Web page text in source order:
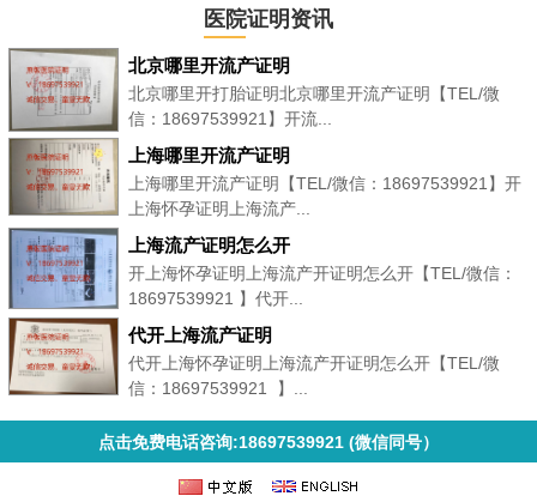
医院证明资讯
北京哪里开流产证明
北京哪里开打胎证明北京哪里开流产证明【TEL/微
信：18697539921】开流...
上海哪里开流产证明
上海哪里开流产证明【TEL/微信：18697539921】开
上海怀孕证明上海流产...
上海流产证明怎么开
开上海怀孕证明上海流产开证明怎么开【TEL/微信：
18697539921 】代开...
代开上海流产证明
代开上海怀孕证明上海流产开证明怎么开【TEL/微
信：18697539921 】...
点击免费电话咨询:18697539921 (微信同号）